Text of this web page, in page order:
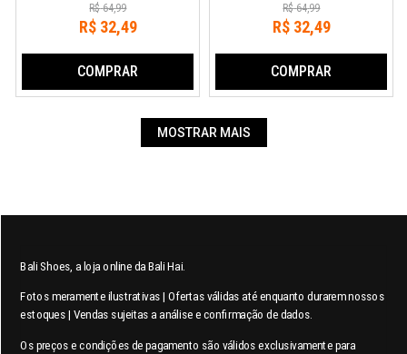
R$ 64,99
R$ 32,49
COMPRAR
R$ 64,99
R$ 32,49
COMPRAR
MOSTRAR MAIS
Bali Shoes, a loja online da Bali Hai.
Fotos meramente ilustrativas | Ofertas válidas até enquanto durarem nossos
estoques | Vendas sujeitas a análise e confirmação de dados.
Os preços e condições de pagamento são válidos exclusivamente para